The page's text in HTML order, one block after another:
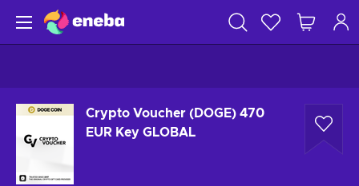
Crypto Voucher (DOGE) 470
EUR Key GLOBAL